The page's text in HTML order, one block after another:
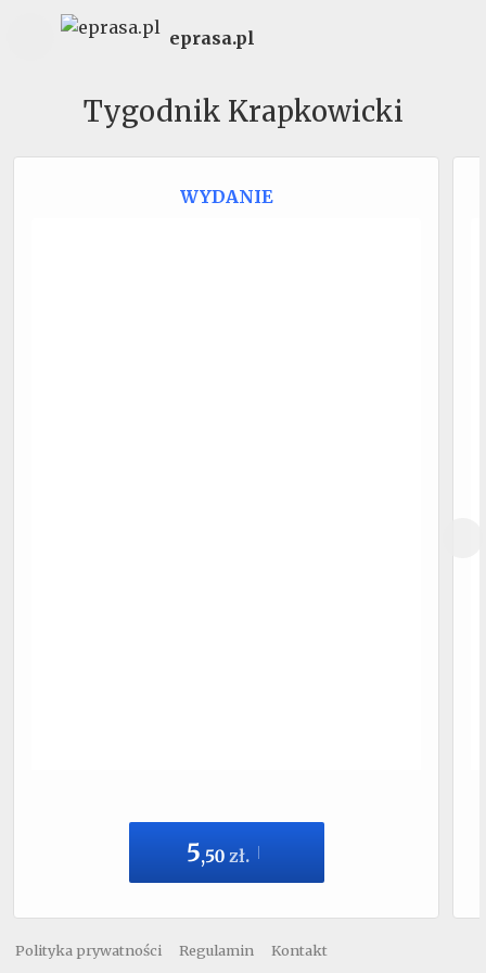
eprasa.pl
Tygodnik Krapkowicki
WYDANIE
5,50 zł.
Polityka prywatności Regulamin Kontakt